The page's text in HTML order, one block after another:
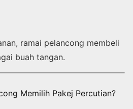
ramai pelancong membeli
buah tangan.
Memilih Pakej Percutian?